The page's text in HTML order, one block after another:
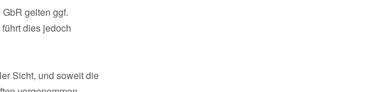
gelten ggf.
dies jedoch
Sicht, und soweit die